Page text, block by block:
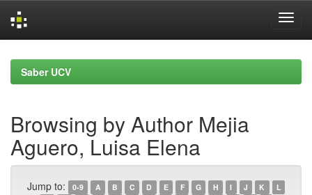
navigationSaber UCV
Browsing by Author Mejia
Aguero, Luisa Elena
Jump to: 0-9 A B C D E F G H I J K
L